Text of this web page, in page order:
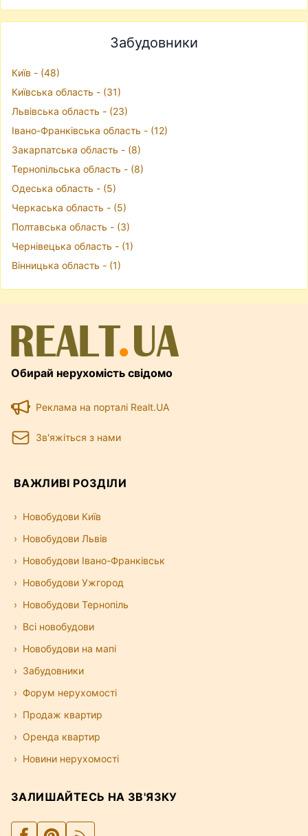
Забудовники
Київ - (48)
Київська область - (31)
Львівська область - (23)
Івано-Франківська область - (12)
Закарпатська область - (8)
Тернопільська область - (8)
Одеська область - (5)
Черкаська область - (5)
Полтавська область - (3)
Чернівецька область - (1)
Вінницька область - (1)
Обирай нерухомість свідомо
Реклама на порталі Realt.UA
Зв'яжіться з нами
ВАЖЛИВІ РОЗДІЛИ
Новобудови Київ
Новобудови Львів
Новобудови Івано-Франківськ
Новобудови Ужгород
Новобудови Тернопіль
Всі новобудови
Новобудови на мапі
Забудовники
Форум нерухомості
Продаж квартир
Оренда квартир
Новини нерухомості
ЗАЛИШАЙТЕСЬ НА ЗВ'ЯЗКУ